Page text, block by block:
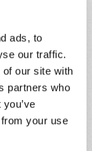
ads, to
our traffic.
our site with
partners who
your use
essere
alla
in ogni
posti, in
dei
e sarà
Chi
avendo già